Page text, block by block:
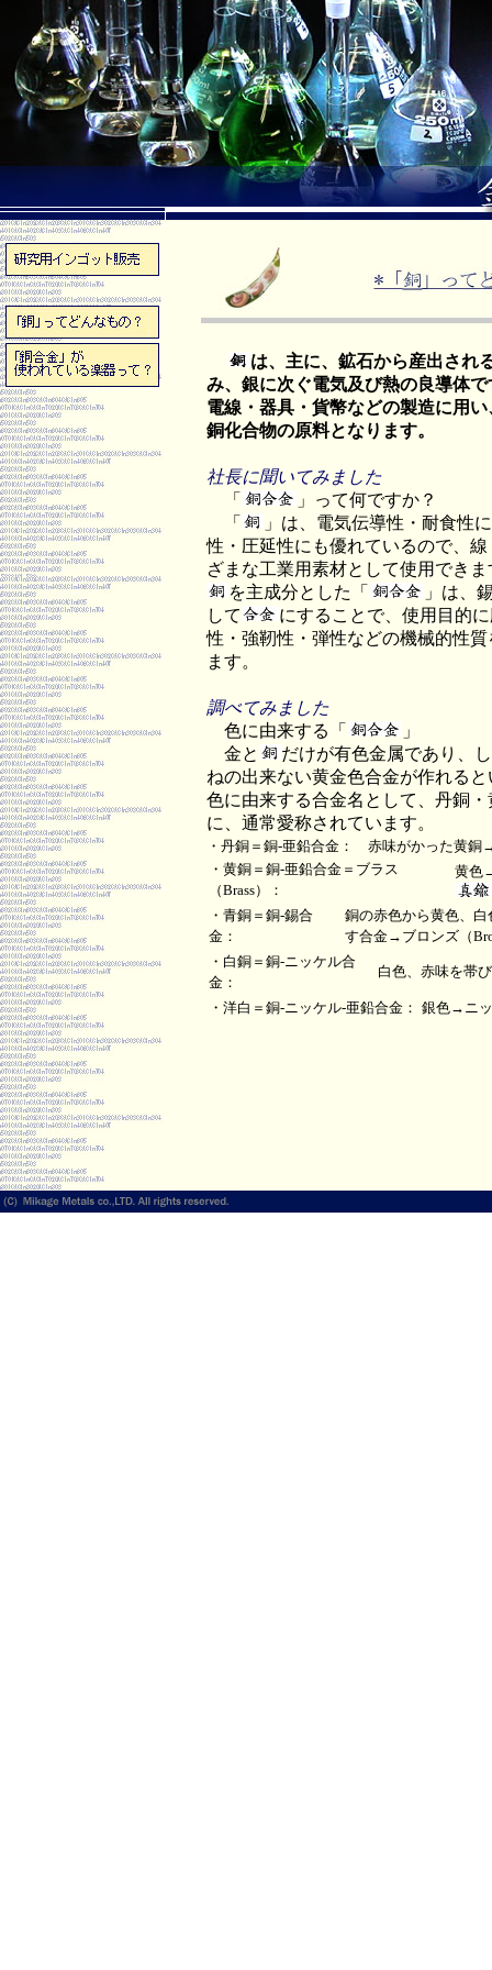
は、主に、鉱石から産出され
み、銀に次ぐ電気及び熱の良導体で
電線・器具・貨幣などの製造に用い
銅化合物の原料となります。
社長に聞いてみました
「
」って何ですか？
「
」は、電気伝導性・耐食性
性・圧延性にも優れているので、
ざまな工業用素材として使用できま
を主成分とした「
」は、
して
にすることで、使用目的
性・強靭性・弾性などの機械的性
ます。
調べてみました
色に由来する「
」
金と
だけが有色金属であり、
ねの出来ない黄金色合金が作れる
色に由来する合金名として、丹銅
に、通常愛称されています。
・丹銅＝銅-亜鉛合金： 赤味がかった黄銅
・黄銅＝銅-亜鉛合金＝ブラス
（Brass）：
黄色
・青銅＝銅-錫合
金：
銅の赤色から黄色、
す合金→ブロンズ（
・白銅＝銅-ニッケル合
金：
白色、赤味を帯
・洋白＝銅-ニッケル-亜鉛合金： 銀色→ニ